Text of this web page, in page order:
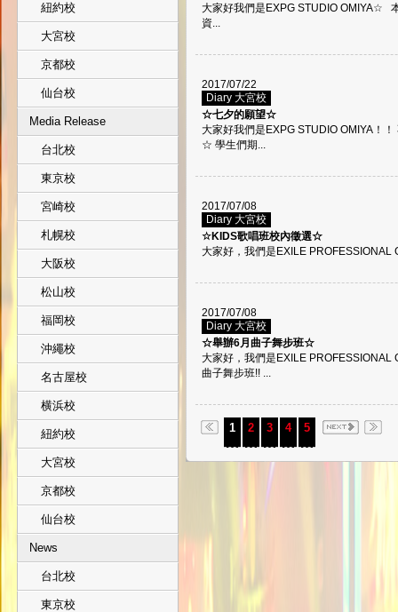
紐約校
大宮校
京都校
仙台校
Media Release
台北校
東京校
宮崎校
札幌校
大阪校
松山校
福岡校
沖繩校
名古屋校
横浜校
紐約校
大宮校
京都校
仙台校
News
台北校
東京校
大家好我們是EXPG STUDIO OMIYA☆
資...
2017/07/22
Diary 大宮校
☆七夕的願望☆
大家好我們是EXPG STUDIO OMIYA！
☆ 學生們期...
2017/07/08
Diary 大宮校
☆KIDS歌唱班校內徵選☆
大家好，我們是EXILE
2017/07/08
Diary 大宮校
☆舉辦6月曲子舞步班☆
大家好，我們是EXILE PROFESSIONAL
曲子舞步班!! ...
1 2 3 4 5